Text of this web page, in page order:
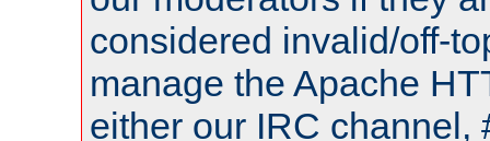
considered invalid/off-
manage the Apache
either our IRC channel,